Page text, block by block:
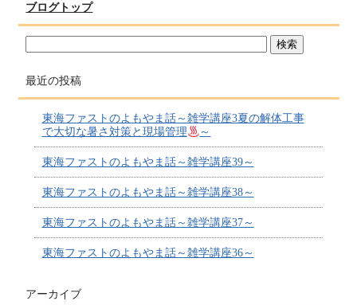
ブログトップ
最近の投稿
東海ファストのよもやま話～雑学講座3夏の解体工事
で大切な暑さ対策と現場管理
～
東海ファストのよもやま話～雑学講座39～
東海ファストのよもやま話～雑学講座38～
東海ファストのよもやま話～雑学講座37～
東海ファストのよもやま話～雑学講座36～
アーカイブ